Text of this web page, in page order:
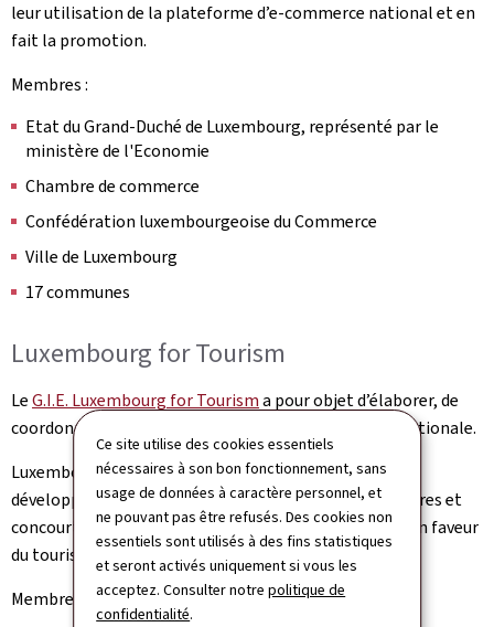
Ce site utilise des cookies essentiels
nécessaires à son bon fonctionnement, sans
usage de données à caractère personnel, et
ne pouvant pas être refusés. Des cookies non
essentiels sont utilisés à des fins statistiques
et seront activés uniquement si vous les
acceptez. Consulter notrepolitique de
confidentialité.
leur utilisation de la plateforme d’e-commerce national et en
fait la promotion.
Membres :
Etat du Grand-Duché de Luxembourg, représenté par le
ministère de l'Economie
Chambre de commerce
Confédération luxembourgeoise du Commerce
Ville de Luxembourg
17 communes
Luxembourg for Tourism
LeG.I.E. Luxembourg for Tourisma pour objet d’élaborer, de
coordonner et d’effectuer la promotion touristique nationale.
Luxembourg for Tourism facilite et contribue au
développement de l’activité économique de ses membres et
concourt à la mise en œuvre des politiques publiques en faveur
du tourisme.
Membres: